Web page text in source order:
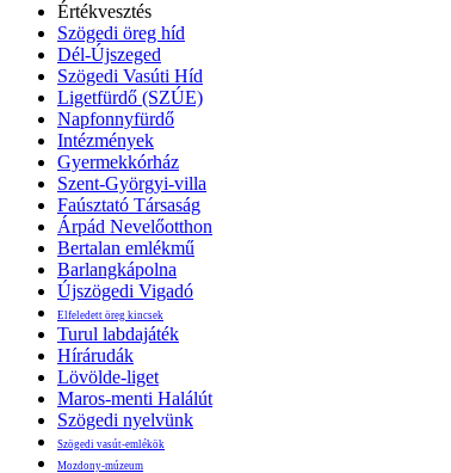
Értékvesztés
Szögedi öreg híd
Dél-Újszeged
Szögedi Vasúti Híd
Ligetfürdő (SZÚE)
Napfonnyfürdő
Intézmények
Gyermekkórház
Szent-Györgyi-villa
Faúsztató Társaság
Árpád Nevelőotthon
Bertalan emlékmű
Barlangkápolna
Újszögedi Vigadó
Elfeledett öreg kincsek
Turul labdajáték
Hírárudák
Lövölde-liget
Maros-menti Halálút
Szögedi nyelvünk
Szögedi vasút-emlékök
Mozdony-múzeum